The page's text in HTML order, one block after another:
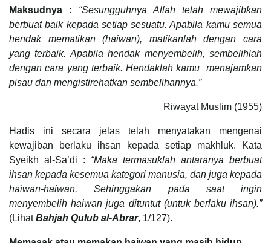
Maksudnya :
“Sesungguhnya Allah telah mewajibkan
berbuat baik kepada setiap sesuatu. Apabila kamu semua
hendak mematikan (haiwan), matikanlah dengan cara
yang terbaik. Apabila hendak menyembelih, sembelihlah
dengan cara yang terbaik. Hendaklah kamu menajamkan
pisau dan mengistirehatkan sembelihannya.”
Riwayat Muslim (1955)
Hadis ini secara jelas telah menyatakan mengenai
kewajiban berlaku ihsan kepada setiap makhluk. Kata
Syeikh al-Sa’di : “Maka termasuklah antaranya berbuat
ihsan kepada kesemua kategori manusia, dan juga kepada
haiwan-haiwan. Sehinggakan pada saat ingin
menyembelih haiwan juga dituntut (untuk berlaku ihsan).”
(LihatBahjah Qulub al-Abrar, 1/127).